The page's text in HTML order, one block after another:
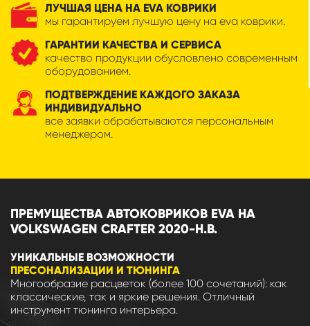
ЛУЧШАЯ ЦЕНА НА EVA КОВРИКИ
мы гарантируем лучшую цену на eva коврики.
ГАРАНТИИ КАЧЕСТВА И СЕРВИСА
качество продукции обусловлено современным
оборудованием.
ПОДТВЕРЖДЕНИЕ КАЖДОГО ЗАКАЗА
ИНДИВИДУАЛЬНО
все заявки обрабатываются персональным
менеджером.
ПРЕМУЩЕСТВА АВТОКОВРИКОВ EVA НА
VOLKSWAGEN CRAFTER 2020-Н.В.
УНИКАЛЬНЫЕ ВОЗМОЖНОСТИ
ПРЕСОНАЛИЗАЦИИ И ТЮНИНГА
Многообразие расцветок (более 100 сочетаний): как
классические, так и яркие решения. Отличный
инструмент тюнинга интерьера.